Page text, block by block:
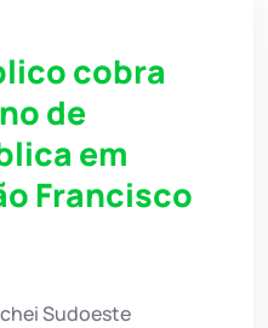
cobra
de
em
Francisco
Sudoeste